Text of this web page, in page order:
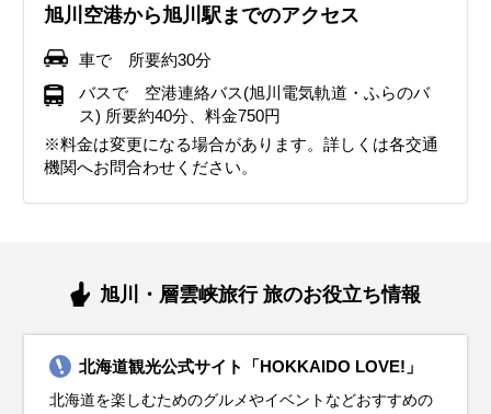
旭川空港から旭川駅までのアクセス
車で 所要約30分
バスで 空港連絡バス(旭川電気軌道・ふらのバ
ス) 所要約40分、料金750円
※料金は変更になる場合があります。詳しくは各交通
機関へお問合わせください。
旭川・層雲峡旅行 旅のお役立ち情報
北海道観光公式サイト「HOKKAIDO LOVE!」
北海道を楽しむためのグルメやイベントなどおすすめの